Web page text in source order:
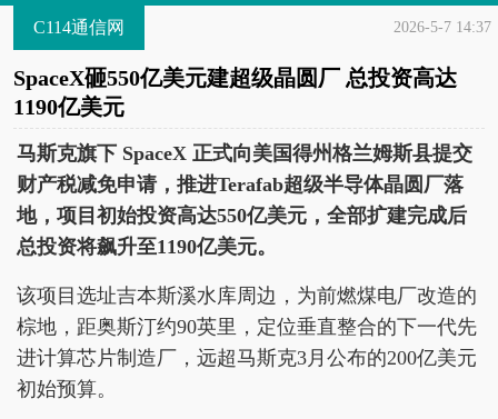
C114通信网 2026-5-7 14:37
SpaceX砸550亿美元建超级晶圆厂 总投资高达
1190亿美元
马斯克旗下 SpaceX 正式向美国得州格兰姆斯县提交
财产税减免申请，推进Terafab超级半导体晶圆厂落
地，项目初始投资高达550亿美元，全部扩建完成后
总投资将飙升至1190亿美元。
该项目选址吉本斯溪水库周边，为前燃煤电厂改造的
棕地，距奥斯汀约90英里，定位垂直整合的下一代先
进计算芯片制造厂，远超马斯克3月公布的200亿美元
初始预算。